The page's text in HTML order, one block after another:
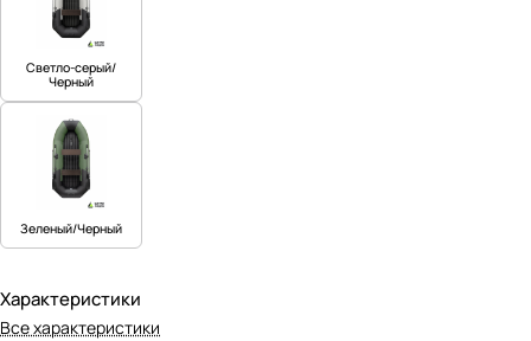
Светло-серый/
Черный
Зеленый/Черный
Характеристики
Все характеристики